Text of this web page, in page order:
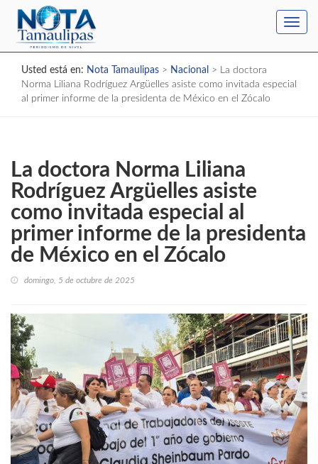
Usted está en: Nota Tamaulipas > Nacional > La doctora
Norma Liliana Rodríguez Argüelles asiste como invitada especial
al primer informe de la presidenta de México en el Zócalo
La doctora Norma Liliana
Rodríguez Argüelles asiste
como invitada especial al
primer informe de la presidenta
de México en el Zócalo
domingo, 5 de octubre de 2025